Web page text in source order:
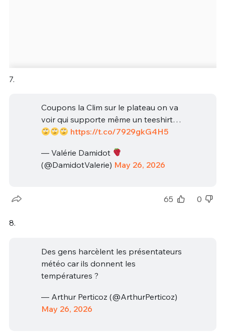
7.
Coupons la Clim sur le plateau on va
voir qui supporte même un teeshirt…
https://t.co/7929gkG4H5
— Valérie Damidot
(@DamidotValerie) May 26, 2026
65 0
8.
Des gens harcèlent les présentateurs
météo car ils donnent les
températures ?
— Arthur Perticoz (@ArthurPerticoz)
May 26, 2026